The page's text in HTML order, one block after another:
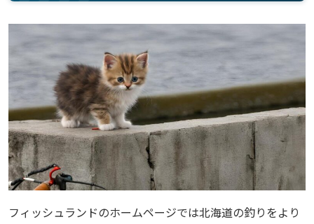
フィッシュランドのホームページでは北海道の釣りをより